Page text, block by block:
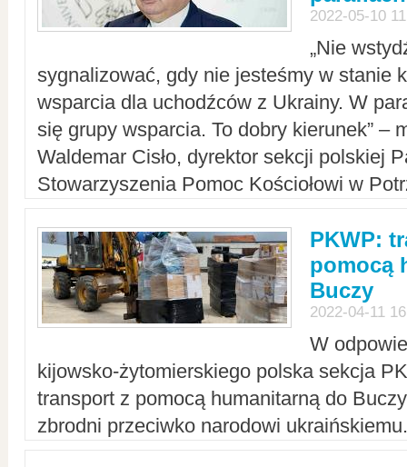
2022-05-10
„Nie
sygnalizować, gdy nie jesteśmy w stanie
wsparcia dla uchodźców z Ukrainy. W
się grupy wsparcia. To dobry kierunek” –
Waldemar Cisło, dyrektor sekcji polskiej
Stowarzyszenia Pomoc Kościołowi w
PKWP:
pomocą
Buczy
2022-04-11
W
kijowsko-żytomierskiego polska sekcja
transport z pomocą humanitarną do
zbrodni przeciwko narodowi